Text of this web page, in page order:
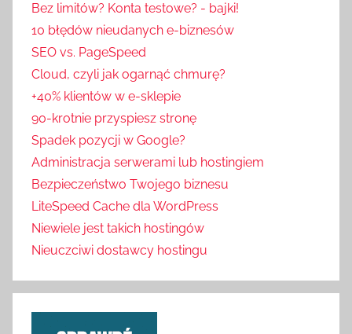
Bez limitów? Konta testowe? - bajki!
10 błędów nieudanych e-biznesów
SEO vs. PageSpeed
Cloud, czyli jak ogarnąć chmurę?
+40% klientów w e-sklepie
90-krotnie przyspiesz stronę
Spadek pozycji w Google?
Administracja serwerami lub hostingiem
Bezpieczeństwo Twojego biznesu
LiteSpeed Cache dla WordPress
Niewiele jest takich hostingów
Nieuczciwi dostawcy hostingu